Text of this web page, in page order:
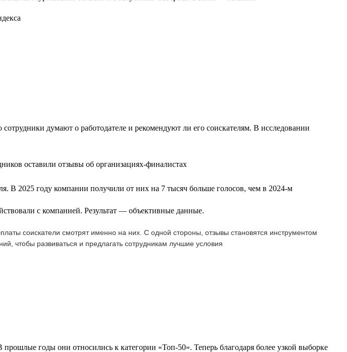
сотрудники думают о работодателе и рекомендуют ли его соискателям. В исследовании
оставили отзывы об организациях-финалистах
В 2025 году компании получили от них на 7 тысяч больше голосов, чем в 2024-м
с компанией. Результат — объективные данные.
соискатели смотрят именно на них. С одной стороны, отзывы становятся инструментом
чтобы развиваться и предлагать сотрудникам лучшие условия
годы они относились к категории «Топ-50». Теперь благодаря более узкой выборке